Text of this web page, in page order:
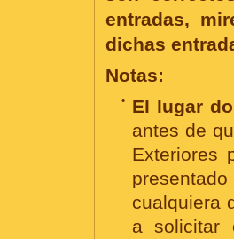
entradas,
dichas
Notas:
•
El lugar
antes de
Exteriores
cualquiera
a solicitar